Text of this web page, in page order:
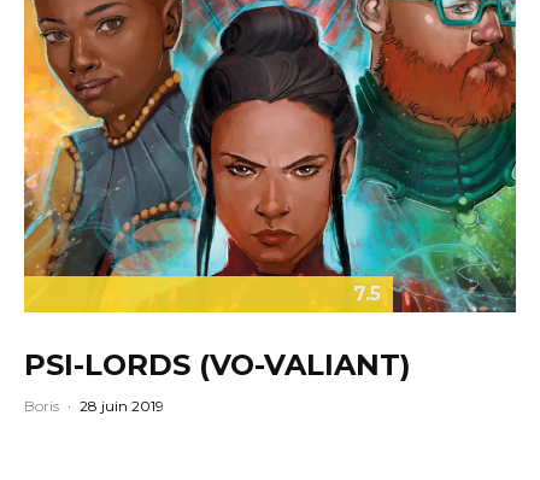
7.5
PSI-LORDS (VO-VALIANT)
Boris · 28 juin 2019